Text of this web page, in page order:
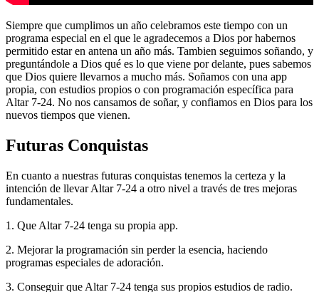
Siempre que cumplimos un año celebramos este tiempo con un
programa especial en el que le agradecemos a Dios por habernos
permitido estar en antena un año más. Tambien seguimos soñando, y
preguntándole a Dios qué es lo que viene por delante, pues sabemos
que Dios quiere llevarnos a mucho más. Soñamos con una app
propia, con estudios propios o con programación específica para
Altar 7-24. No nos cansamos de soñar, y confiamos en Dios para los
nuevos tiempos que vienen.
Futuras Conquistas
En cuanto a nuestras futuras conquistas tenemos la certeza y la
intención de llevar Altar 7-24 a otro nivel a través de tres mejoras
fundamentales.
1. Que Altar 7-24 tenga su propia app.
2. Mejorar la programación sin perder la esencia, haciendo
programas especiales de adoración.
3. Conseguir que Altar 7-24 tenga sus propios estudios de radio.